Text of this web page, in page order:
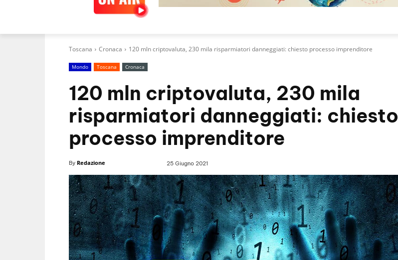
Toscana Cronaca 120 mln criptovaluta, 230 mila risparmiatori danneggiati: chiesto processo imprenditore
Mondo Toscana Cronaca
120 mln criptovaluta, 230 mila
risparmiatori danneggiati: chiesto
processo imprenditore
By Redazione 25 Giugno 2021